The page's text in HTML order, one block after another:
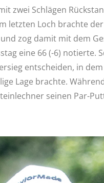
zwei Schlägen
letzten Loch brachte
zog damit mit dem
eine 66 (-6) notierte.
entscheiden, in
Lage brachte.
seinen Par-